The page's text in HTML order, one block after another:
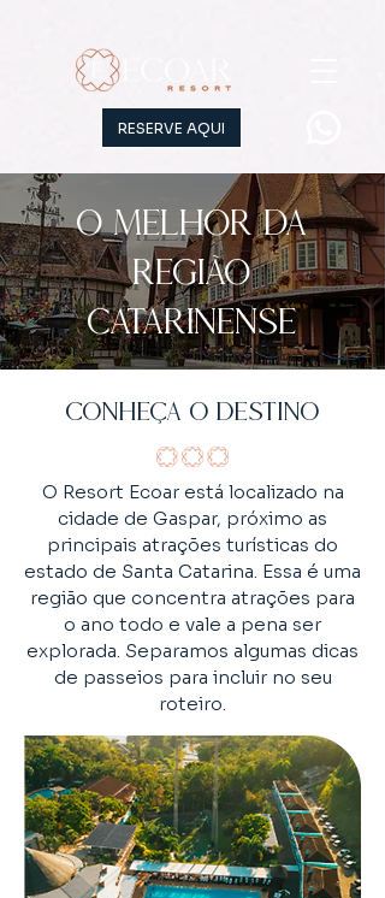
RESERVE AQUI
O melhor da
região
catarinense
CONHEÇA O DESTINO
O Resort Ecoar está localizado na
cidade de Gaspar, próximo as
principais atrações turísticas do
estado de Santa Catarina. Essa é uma
região que concentra atrações para
o ano todo e vale a pena ser
explorada. Separamos algumas dicas
de passeios para incluir no seu
roteiro.